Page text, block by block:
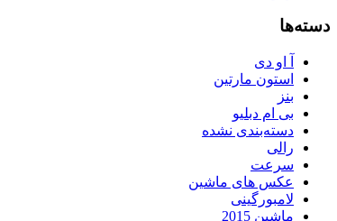
دسته‌ها
آ او دی
استون مارتین
بنز
بی ام دبلیو
دسته‌بندی نشده
رالی
سرعت
عکس های ماشین
لامبورگینی
ماشین 2015